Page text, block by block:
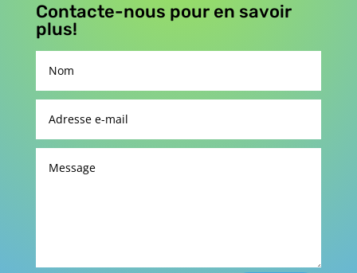
Contacte-nous pour en savoir
plus!